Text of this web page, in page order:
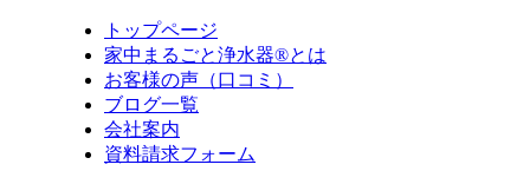
トップページ
家中まるごと浄水器®とは
お客様の声（口コミ）
ブログ一覧
会社案内
資料請求フォーム